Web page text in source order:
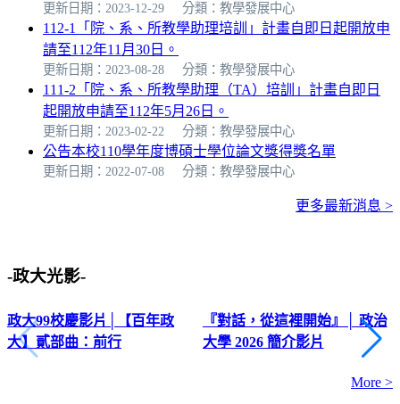
更新日期：2023-12-29 分類：教學發展中心
112-1「院、系、所教學助理培訓」計畫自即日起開放申
請至112年11月30日。
更新日期：2023-08-28 分類：教學發展中心
111-2「院、系、所教學助理（TA）培訓」計畫自即日
起開放申請至112年5月26日。
更新日期：2023-02-22 分類：教學發展中心
公告本校110學年度博碩士學位論文獎得獎名單
更新日期：2022-07-08 分類：教學發展中心
更多最新消息 >
-政大光影-
政大99校慶影片│【百年政
大】貳部曲：前行
『對話，從這裡開始』│ 政治
大學 2026 簡介影片
More >